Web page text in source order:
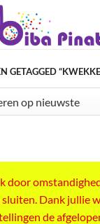
GETAGGED
door
Dank jullie
de